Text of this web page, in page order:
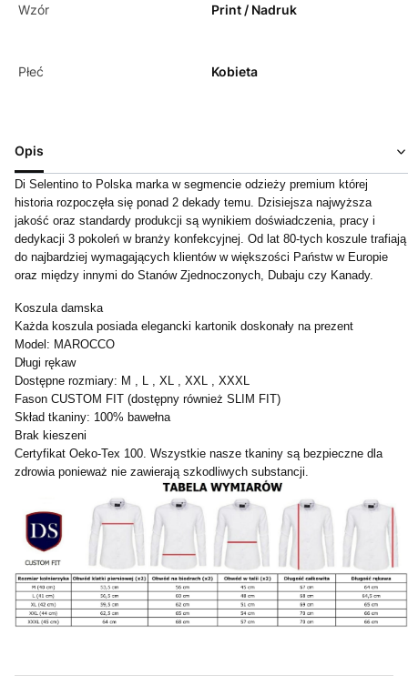
Wzór Print / Nadruk
Płeć Kobieta
Opis
Di Selentino to Polska marka w segmencie odzieży premium której
historia rozpoczęła się ponad 2 dekady temu. Dzisiejsza najwyższa
jakość oraz standardy produkcji są wynikiem doświadczenia, pracy i
dedykacji 3 pokoleń w branży konfekcyjnej. Od lat 80-tych koszule trafiają
do najbardziej wymagających klientów w większości Państw w Europie
oraz między innymi do Stanów Zjednoczonych, Dubaju czy Kanady.
Koszula damska
Każda koszula posiada elegancki kartonik doskonały na prezent
Model: MAROCCO
Długi rękaw
Dostępne rozmiary: M , L , XL , XXL , XXXL
Fason CUSTOM FIT (dostępny również SLIM FIT)
Skład tkaniny: 100% bawełna
Brak kieszeni
Certyfikat Oeko-Tex 100. Wszystkie nasze tkaniny są bezpieczne dla
zdrowia ponieważ nie zawierają szkodliwych substancji.